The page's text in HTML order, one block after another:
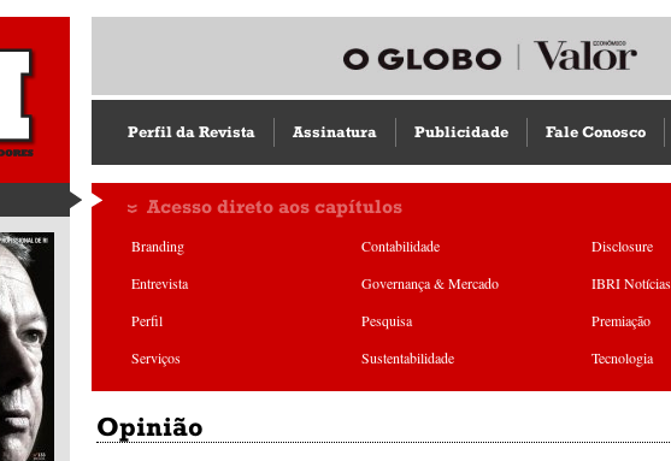
Perfil da Revista Assinatura Publicidade Fale Conosco
Acesso direto aos capítulos
Branding Contabilidade Disclosure
Entrevista
Governança & Mercado IBRI Notícias
Perfil
Pesquisa Premiação
Serviços
Sustentabilidade Tecnologia
Opinião